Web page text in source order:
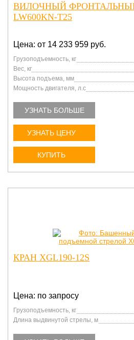
ВИЛОЧНЫЙ
LW600KN-T25
Цена: от 14 233 959 руб.
Грузоподъемность, кг
Вес, кг
Высота подъема, мм
Мощность двигателя, л.с
УЗНАТЬ БОЛЬШЕ
УЗНАТЬ ЦЕНУ
КУПИТЬ
КРАН XGL190-12S
Цена: по запросу
Грузоподъемность, кг
Длина выдвинутой стрелы, м